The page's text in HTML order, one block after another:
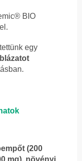
BIO
egy
(200
mg), növényi